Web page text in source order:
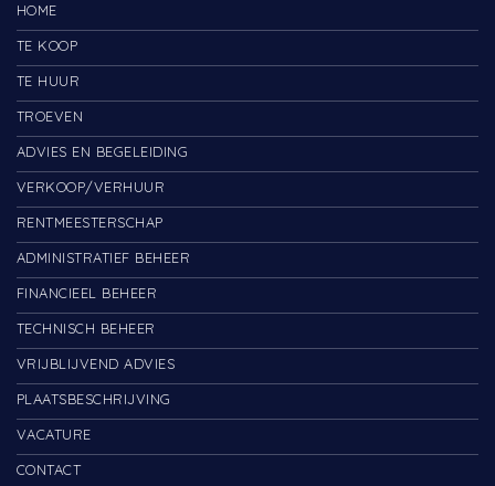
HOME
TE KOOP
TE HUUR
TROEVEN
ADVIES EN BEGELEIDING
VERKOOP/VERHUUR
RENTMEESTERSCHAP
ADMINISTRATIEF BEHEER
FINANCIEEL BEHEER
TECHNISCH BEHEER
VRIJBLIJVEND ADVIES
PLAATSBESCHRIJVING
VACATURE
CONTACT